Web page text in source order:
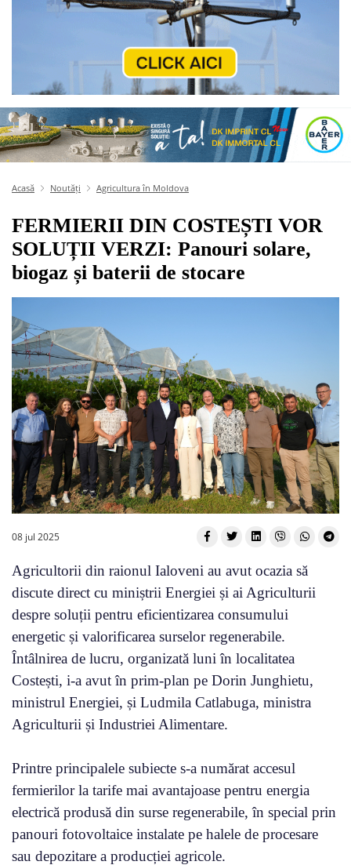
Acasă Noutăți Agricultura în Moldova
FERMIERII DIN COSTEȘTI VOR
SOLUȚII VERZI: Panouri solare,
biogaz și baterii de stocare
08 jul 2025
Agricultorii din raionul Ialoveni au avut ocazia să
discute direct cu miniștrii Energiei și ai Agriculturii
despre soluții pentru eficientizarea consumului
energetic și valorificarea surselor regenerabile.
Întâlnirea de lucru, organizată luni în localitatea
Costești, i-a avut în prim-plan pe Dorin Junghietu,
ministrul Energiei, și Ludmila Catlabuga, ministra
Agriculturii și Industriei Alimentare.
Printre principalele subiecte s-a numărat accesul
fermierilor la tarife mai avantajoase pentru energia
electrică produsă din surse regenerabile, în special prin
panouri fotovoltaice instalate pe halele de procesare
sau depozitare a producției agricole.